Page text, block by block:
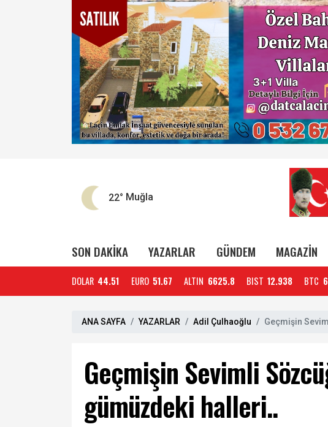
22° Muğla
SON DAKİKA YAZARLAR GÜNDEM MAGAZİN
DOLAR 44.51 EURO 51.67 ALTIN 6625.8 BIST 12.938 BTC
ANA SAYFA YAZARLAR Adil Çulhaoğlu Geçmişin
Geçmişin Sevimli
gümüzdeki halleri..